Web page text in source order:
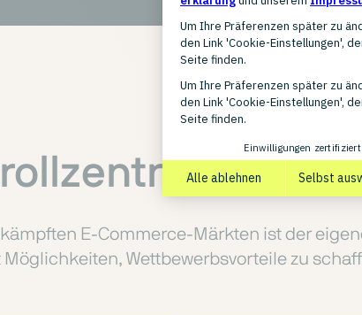
für
E-Commerce-Märkten ist der
Möglichkeiten, Wettbewerbsvorteile zu